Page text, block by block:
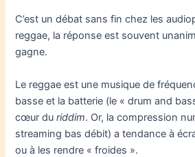
C’est un débat sans fin chez les
reggae, la réponse est souvent
gagne.
Le reggae est une musique de
basse et la batterie (le « drum and
cœur duriddim. Or, la compression
streaming bas débit) a tendance à
ou à les rendre « froides ».